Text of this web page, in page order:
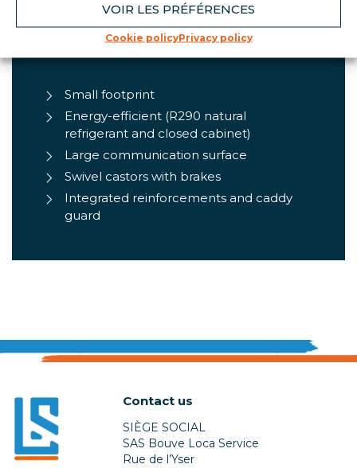
VOIR LES PRÉFÉRENCES
Cookie policyPrivacy policy
PRODUCT HIGHLIGHTS
Small footprint
Energy-efficient (R290 natural
refrigerant and closed cabinet)
Large communication surface
Swivel castors with brakes
Integrated reinforcements and caddy
guard
Contact us
SIÈGE SOCIAL
SAS Bouve Loca Service
Rue de l’Yser